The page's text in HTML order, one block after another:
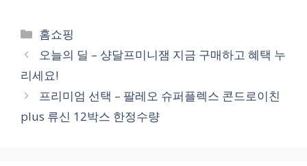
Categories
홈쇼핑
오늘의 딜 – 샹달프미니잼 지금 구매하고 혜택 누
리세요!
프리미엄 선택 – 팔레오 슈퍼플렉스 콘드로이친
plus 류신 12박스 한정수량